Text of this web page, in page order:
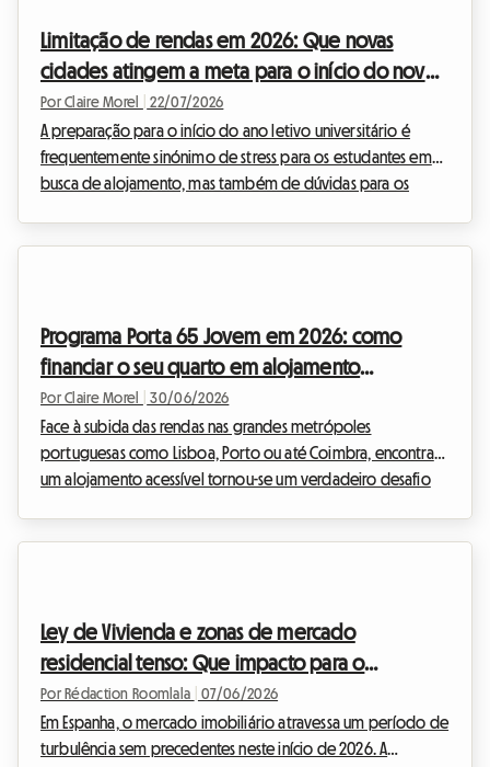
principal mecanismo de apoio financeiro: o Porta 65 Jovem
2026. Esta subvenç...
Limitação de rendas em 2026: Que novas
cidades atingem a meta para o início do novo
ano letivo?
Por Claire Morel 22/07/2026
A preparação para o início do ano letivo universitário é
frequentemente sinónimo de stress para os estudantes em
busca de alojamento, mas também de dúvidas para os
arrendamento de longa duração e o alojamento partilhado.
Longe de ser um entrave,...
Programa Porta 65 Jovem em 2026: como
financiar o seu quarto em alojamento
partilhado em Portugal
Por Claire Morel 30/06/2026
Face à subida das rendas nas grandes metrópoles
portuguesas como Lisboa, Porto ou até Coimbra, encontrar
um alojamento acessível tornou-se um verdadeiro desafio
instalar, seja para estudar ou para um primeiro emprego. ...
Ley de Vivienda e zonas de mercado
residencial tenso: Que impacto para o
alojamento partilhado em Espanha em 2026?
Por Rédaction Roomlala 07/06/2026
Em Espanha, o mercado imobiliário atravessa um período de
turbulência sem precedentes neste início de 2026. A